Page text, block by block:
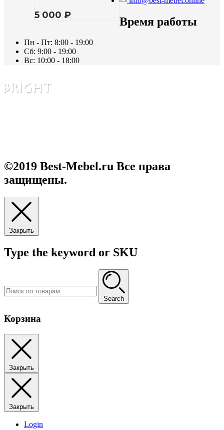
5 000 ₽ Время работы
Пн - Пт: 8:00 - 19:00
Сб: 9:00 - 19:00
Вс: 10:00 - 18:00
©2019 Best-Mebel.ru Все права
защищены.
Закрыть
Type the keyword or SKU
Search
Корзина
Закрыть
Закрыть
Login